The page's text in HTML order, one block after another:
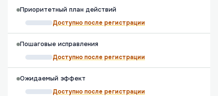
Приоритетный план действий
Доступно после регистрации
Пошаговые исправления
Доступно после регистрации
Ожидаемый эффект
Доступно после регистрации